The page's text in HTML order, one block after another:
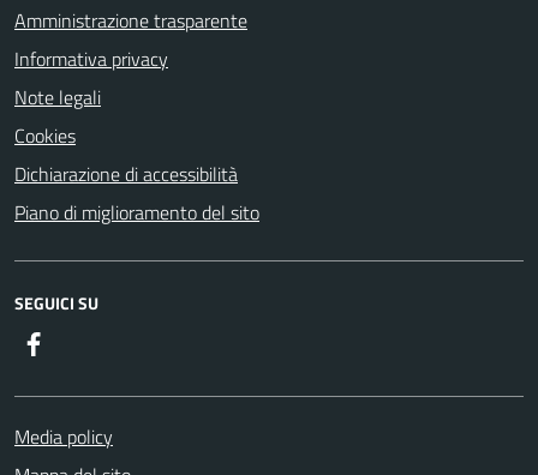
Amministrazione trasparente
Informativa privacy
Note legali
Cookies
Dichiarazione di accessibilità
Piano di miglioramento del sito
SEGUICI SU
Media policy